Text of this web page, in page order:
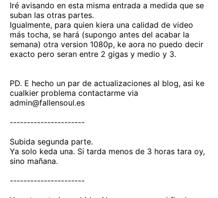
Iré avisando en esta misma entrada a medida que se
suban las otras partes.
Igualmente, para quien kiera una calidad de video
más tocha, se hará (supongo antes del acabar la
semana) otra version 1080p, ke aora no puedo decir
exacto pero seran entre 2 gigas y medio y 3.
PD. E hecho un par de actualizaciones al blog, asi ke
cualkier problema contactarme via
admin@fallensoul.es
----------------------
Subida segunda parte.
Ya solo keda una. Si tarda menos de 3 horas tara oy,
sino mañana.
----------------------